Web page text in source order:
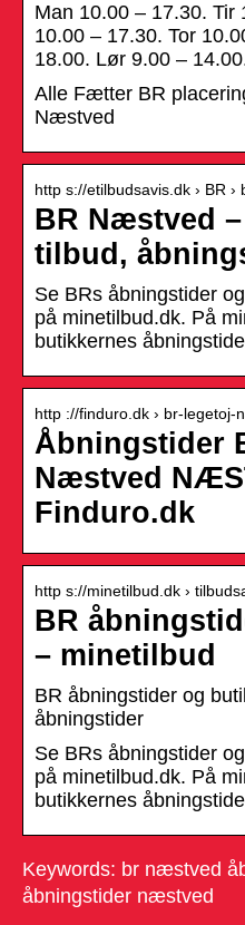
Man 10.00 – 17.30. Tir
10.00 – 17.30. Tor
18.00. Lør 9.00 –
Alle Fætter BR
Næstved
http s://etilbudsavis.dk › BR
BR Næstved
tilbud,
Se BRs åbningstider
på minetilbud.dk. På
butikkernes
http ://finduro.dk › br-legetoj-
Åbningstider
Næstved
Finduro.dk
http s://minetilbud.dk ›
BR
– minetilbud
BR åbningstider og
åbningstider
Se BRs åbningstider
på minetilbud.dk. På
butikkernes
Keywords: br næstved
åbningstider næstved